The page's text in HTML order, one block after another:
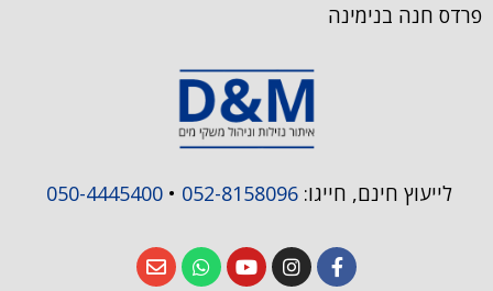
פרדס חנה בנימינה
לייעוץ חינם, חייגו: 052-8158096
•
050-4445400